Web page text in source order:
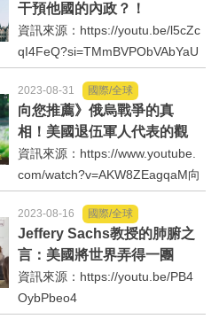
中，瑞士聯邦司法局人員談及瑞
士協助各國返還不法...
干預他國的內政？！
資訊來源：https://youtu.be/l5cZc
qI4FeQ?si=TMmBVPObVAbYaU
Bj中華民國台灣正在進行總統與
國會立法委員選舉，綠營媒體都
在宣傳中國大陸正在介入台灣大
選，而事實上真正積極介入台灣
大選的國家是最喜歡干預他國...
2023-08-31 國際/全球
向您推薦》俄烏戰爭的真
相！美國退伍軍人代表的觀
點、很有內容與信息。
資訊來源：https://www.youtube.
com/watch?v=AKW8ZEagqaM向
您推薦》俄烏戰爭的真相！美國
退伍軍人代表的觀點、很有內容
與信息。例如：美國在1942-43
二戰最高峯時有7位四星上將，帶
領一千多萬的軍隊，今天...
2023-08-16 國際/全球
Jeffery Sachs教授的肺腑之
言：美國將世界弄得一團
糟、他對於美國領導人及全
球環境保護、永續發展的真
資訊來源：https://youtu.be/PB4
OybPbeo4